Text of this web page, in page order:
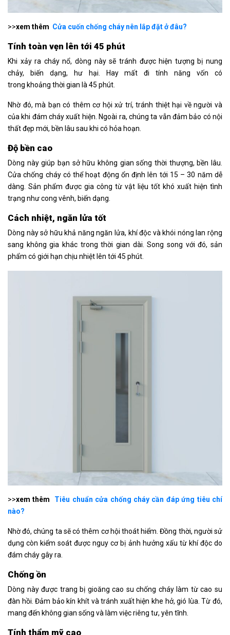
>>xem thêm Cửa cuốn chống cháy nên lắp đặt ở đâu?
Tính toàn vẹn lên tới 45 phút
Khi xảy ra cháy nổ, dòng này sẽ tránh được hiện tượng bị nung
chảy, biến dạng, hư hại. Hay mất đi tính năng vốn có
trong khoảng thời gian là 45 phút.
Nhờ đó, mà bạn có thêm cơ hội xử trí, tránh thiệt hại về người và
của khi đám cháy xuất hiện. Ngoài ra, chúng ta vẫn đảm bảo có nội
thất đẹp mới, bền lâu sau khi có hỏa hoạn.
Độ bền cao
Dòng này giúp bạn sở hữu không gian sống thời thượng, bền lâu.
Cửa chống cháy có thể hoạt động ổn định lên tới 15 – 30 năm dễ
dàng. Sản phẩm được gia công từ vật liệu tốt khó xuất hiện tình
trạng như cong vênh, biến dạng.
Cách nhiệt, ngăn lửa tốt
Dòng này sở hữu khả năng ngăn lửa, khí độc và khói nóng lan rộng
sang không gia khác trong thời gian dài. Song song với đó, sản
phẩm có giới hạn chịu nhiệt lên tới 45 phút.
>>xem thêm
Tiêu chuẩn cửa chống cháy cần đáp ứng tiêu chí
nào?
Nhờ đó, chúng ta sẽ có thêm cơ hội thoát hiểm. Đồng thời, người sử
dụng còn kiểm soát được nguy cơ bị ảnh hưởng xấu từ khí độc do
đám cháy gây ra.
Chống ồn
Dòng này được trang bị gioăng cao su chống cháy làm từ cao su
đàn hồi. Đảm bảo kín khít và tránh xuất hiện khe hở, gió lùa. Từ đó,
mang đến không gian sống và làm việc riêng tư, yên tĩnh.
Tính thẩm mỹ cao